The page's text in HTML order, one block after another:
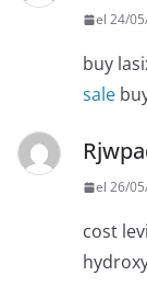
el 24/
buy
sale
el 26/
cost